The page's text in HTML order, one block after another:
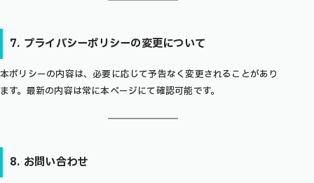
7. プライバシーポリシーの変更について
本ポリシーの内容は、必要に応じて予告なく変更されることがあり
ます。最新の内容は常に本ページにて確認可能です。
8. お問い合わせ